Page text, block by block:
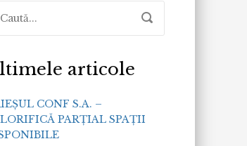
articole
CONF S.A. –
PARȚIAL SPAȚII